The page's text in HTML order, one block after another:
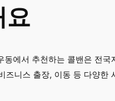
요
동에서 추천하는 콜밴은 전
즈니스 출장, 이동 등 다양한